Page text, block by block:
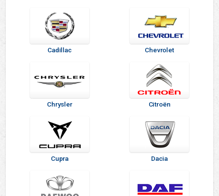
Cadillac Chevrolet
Chrysler Citroën
Cupra Dacia